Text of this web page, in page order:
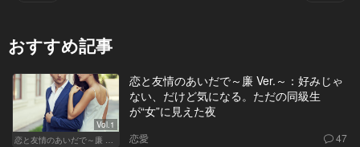
おすすめ記事
Vol.1
恋と友情のあいだで～廉 Ver.～
恋と友情のあいだで～廉 Ver.～：好みじゃ
ない、だけど気になる。ただの同級生
が“女”に見えた夜
恋愛 47